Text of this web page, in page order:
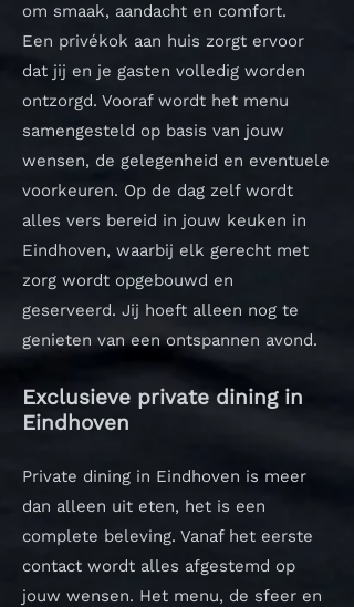
om smaak, aandacht en comfort.
Een privékok aan huis zorgt ervoor
dat jij en je gasten volledig worden
ontzorgd. Vooraf wordt het menu
samengesteld op basis van jouw
wensen, de gelegenheid en eventuele
voorkeuren. Op de dag zelf wordt
alles vers bereid in jouw keuken in
Eindhoven, waarbij elk gerecht met
zorg wordt opgebouwd en
geserveerd. Jij hoeft alleen nog te
genieten van een ontspannen avond.
Exclusieve private dining in
Eindhoven
Private dining in Eindhoven is meer
dan alleen uit eten, het is een
complete beleving. Vanaf het eerste
contact wordt alles afgestemd op
jouw wensen. Het menu, de sfeer en